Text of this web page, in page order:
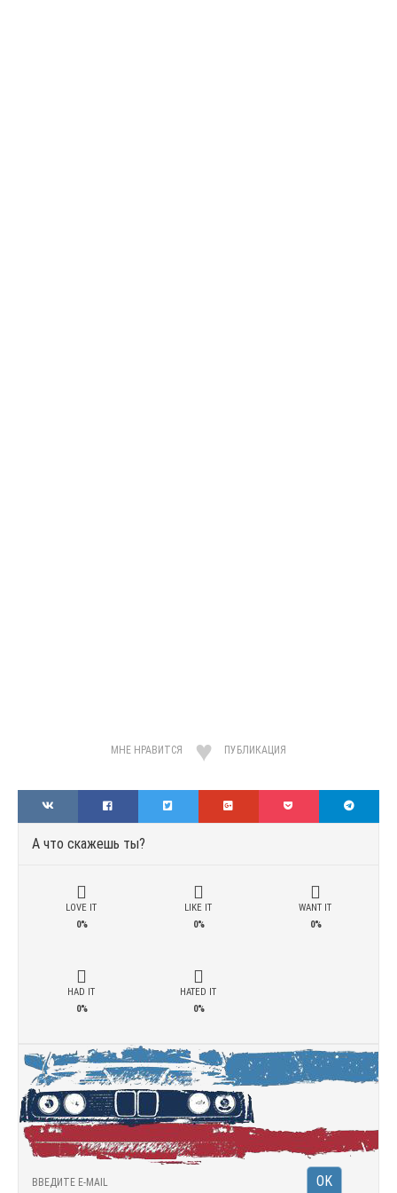
МНЕ НРАВИТСЯ ПУБЛИКАЦИЯ
А что скажешь ты?
LOVE IT
0%
LIKE IT
0%
WANT IT
0%
HAD IT
0%
HATED IT
0%